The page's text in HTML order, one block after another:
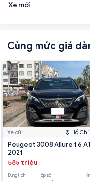
Xe mới
Cùng mức giá
Xe cũ Hồ
Peugeot 3008 Allure 1.6
2021
585 triệu
Dung tích Hộp số